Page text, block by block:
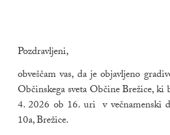
Pozdravljeni,
obveščam vas, da je objavljeno
Občinskega sveta Občine Brežice, ki
4. 2026 ob 16. uri v večnamenski
10a, Brežice.